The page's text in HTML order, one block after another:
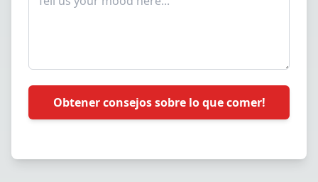
Obtener consejos sobre lo que comer!